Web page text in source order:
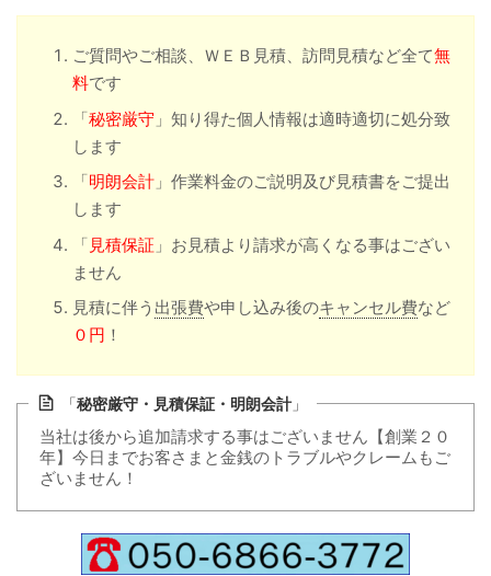
ご質問やご相談、ＷＥＢ見積、訪問見積など全て無
料です
「秘密厳守 」知り得た個人情報は適時適切に処分致
します
「明朗会計 」作業料金のご説明及び見積書をご提出
します
「 見積保証 」お見積より請求が高くなる事はござい
ません
見積に伴う 出張費や申し込み後のキャンセル費など
０円 ！
「秘密厳守・見積保証・明朗会計」
当社は後から追加請求する事はございません【創業２０
年】今日までお客さまと金銭のトラブルやクレームもご
ざいません！